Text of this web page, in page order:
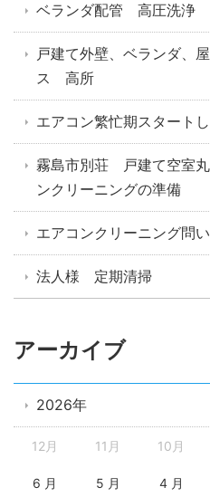
ベランダ配管 高圧洗浄
戸建て外壁、ベランダ、
ス 高所
エアコン繁忙期スタート
霧島市別荘 戸建て空室
ンクリーニングの準備
エアコンクリーニング問
法人様 定期清掃
アーカイブ
2026年
12月 11月 10月
6 月 5 月 4 月